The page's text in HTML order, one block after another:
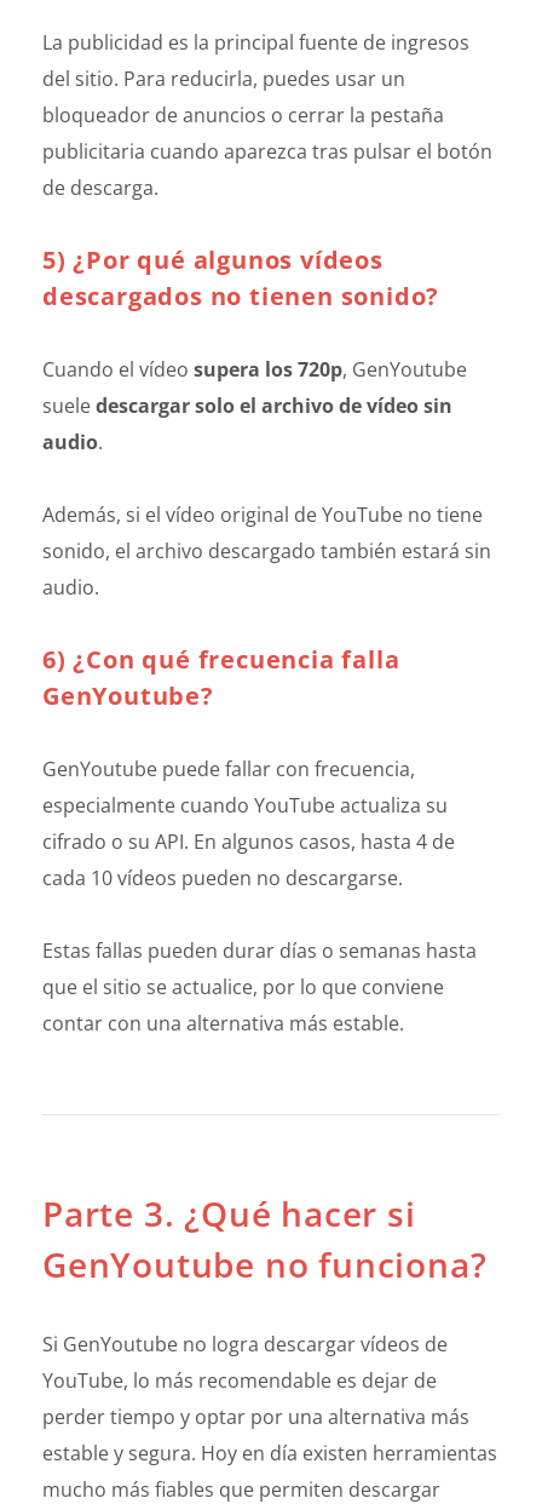
La publicidad es la principal fuente de ingresos
del sitio. Para reducirla, puedes usar un
bloqueador de anuncios o cerrar la pestaña
publicitaria cuando aparezca tras pulsar el botón
de descarga.
5) ¿Por qué algunos vídeos
descargados no tienen sonido?
Cuando el vídeo supera los 720p, GenYoutube
sueledescargar solo el archivo de vídeo sin
audio.
Además, si el vídeo original de YouTube no tiene
sonido, el archivo descargado también estará sin
audio.
6) ¿Con qué frecuencia falla
GenYoutube?
GenYoutube puede fallar con frecuencia,
especialmente cuando YouTube actualiza su
cifrado o su API. En algunos casos, hasta 4 de
cada 10 vídeos pueden no descargarse.
Estas fallas pueden durar días o semanas hasta
que el sitio se actualice, por lo que conviene
contar con una alternativa más estable.
Parte 3. ¿Qué hacer si
GenYoutube no funciona?
Si GenYoutube no logra descargar vídeos de
YouTube, lo más recomendable es dejar de
perder tiempo y optar por una alternativa más
estable y segura. Hoy en día existen herramientas
mucho más fiables que permiten descargar